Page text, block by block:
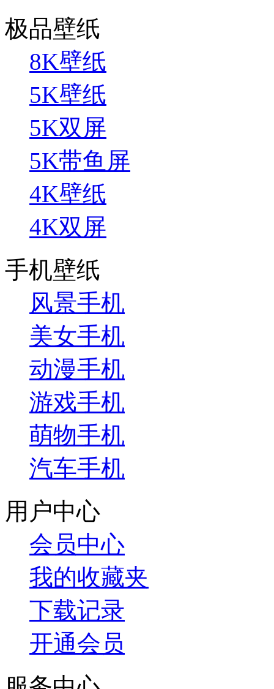
极品壁纸
8K壁纸
5K壁纸
5K双屏
5K带鱼屏
4K壁纸
4K双屏
手机壁纸
风景手机
美女手机
动漫手机
游戏手机
萌物手机
汽车手机
用户中心
会员中心
我的收藏夹
下载记录
开通会员